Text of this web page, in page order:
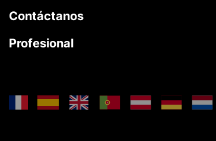
Contáctanos
Profesional